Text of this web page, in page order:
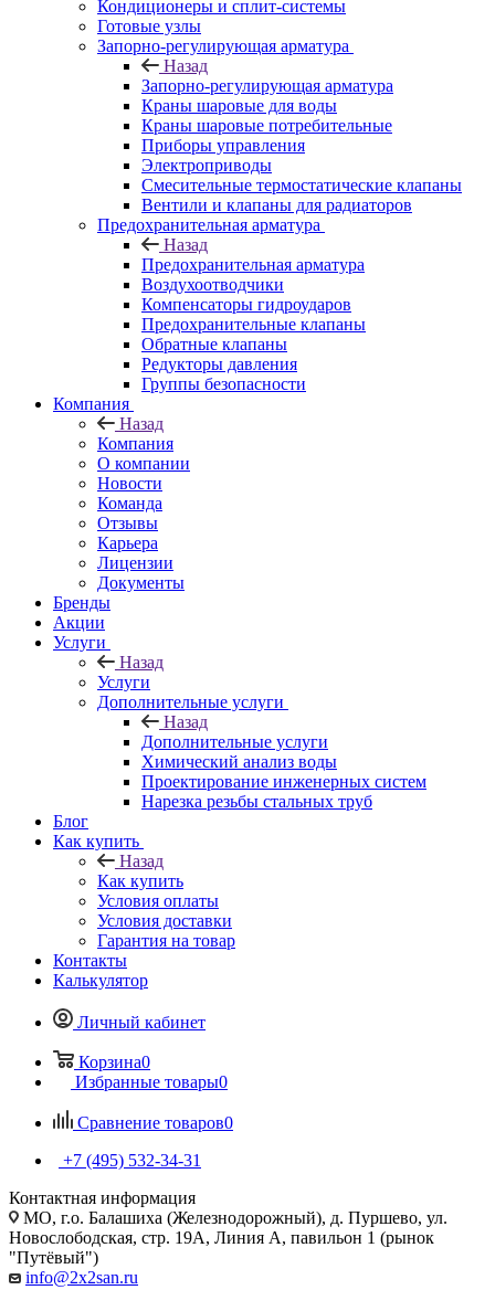
Кондиционеры и сплит-системы
Готовые узлы
Запорно-регулирующая арматура
Назад
Запорно-регулирующая арматура
Краны шаровые для воды
Краны шаровые потребительные
Приборы управления
Электроприводы
Смесительные термостатические клапаны
Вентили и клапаны для радиаторов
Предохранительная арматура
Назад
Предохранительная арматура
Воздухоотводчики
Компенсаторы гидроударов
Предохранительные клапаны
Обратные клапаны
Редукторы давления
Группы безопасности
Компания
Назад
Компания
О компании
Новости
Команда
Отзывы
Карьера
Лицензии
Документы
Бренды
Акции
Услуги
Назад
Услуги
Дополнительные услуги
Назад
Дополнительные услуги
Химический анализ воды
Проектирование инженерных систем
Нарезка резьбы стальных труб
Блог
Как купить
Назад
Как купить
Условия оплаты
Условия доставки
Гарантия на товар
Контакты
Калькулятор
Личный кабинет
Корзина0
Избранные товары0
Сравнение товаров0
+7 (495) 532‑34‑31
Контактная информация
МО, г.о. Балашиха (Железнодорожный), д. Пуршево, ул.
Новослободская, стр. 19А, Линия А, павильон 1 (рынок
"Путёвый")
info@2x2san.ru